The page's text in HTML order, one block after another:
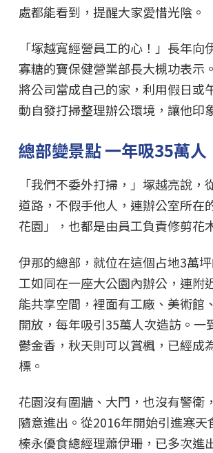
處都能看到，提醒大家愛惜光陰。
「塚越寬經營員工的心！」長年向
寡糖的寶保健營業部長大槻功表示
將公司當成自己的家，利用假日或
動自發打掃整理辦公環境，讓他印
總部變景點 一年吸35萬人
「我們不委外打掃，」塚越亮說，
道路，不假手他人，連辦公室所在
花園」，也都是由員工負責修剪花
伊那的總部，就位在這個占地3萬
工如同在一座大公園內辦公，連附
能共享空間，裡面有工廠、美術館
開放，每年吸引35萬人次造訪。一
鬱金香，秋天則可以賞楓，已經成
標。
花園沒有圍牆、大門，也沒有警衛
隨意進出。從2016年開始引進寒天
榛永優食總經理蕭伊珊，已多次進